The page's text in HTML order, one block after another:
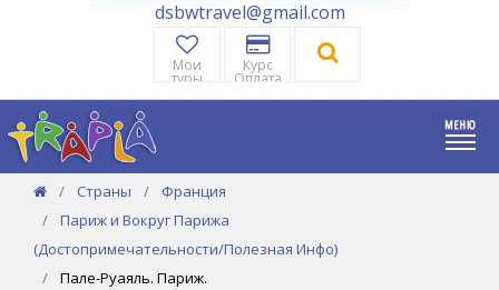
dsbwtravel@gmail.com
Мои
туры
Курс
Оплата
Страны
Франция
Париж и Вокруг Парижа
(Достопримечательности/Полезная Инфо)
Пале-Руаяль. Париж.